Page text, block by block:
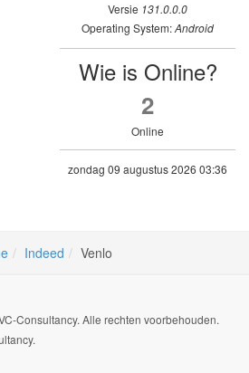
Versie 131.0.0.0
Operating System:Android
Wie is Online?
2
Online
zondag 09 augustus 2026 03:36
Indeed Venlo
Consultancy. Alle rechten voorbehouden.